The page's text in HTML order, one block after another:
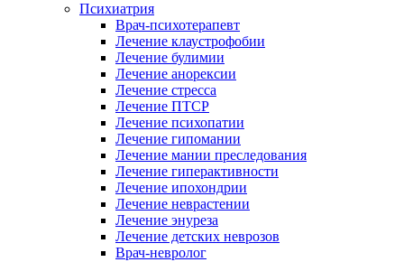
Психиатрия
Врач-психотерапевт
Лечение клаустрофобии
Лечение булимии
Лечение анорексии
Лечение стресса
Лечение ПТСР
Лечение психопатии
Лечение гипомании
Лечение мании преследования
Лечение гиперактивности
Лечение ипохондрии
Лечение неврастении
Лечение энуреза
Лечение детских неврозов
Врач-невролог